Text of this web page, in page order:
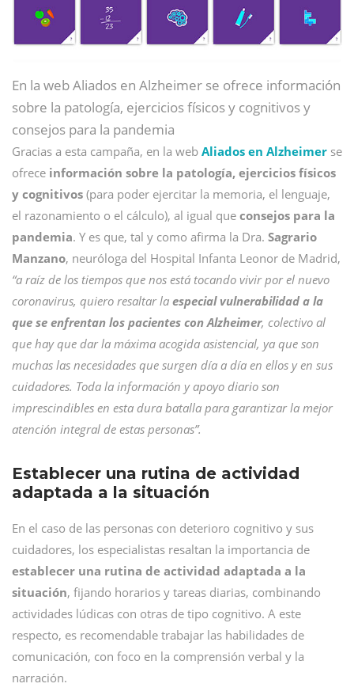
En la web Aliados en Alzheimer se ofrece información
sobre la patología, ejercicios físicos y cognitivos y
consejos para la pandemia
Gracias a esta campaña, en la web Aliados en Alzheimer se
ofrece información sobre la patología, ejercicios físicos
y cognitivos (para poder ejercitar la memoria, el lenguaje,
el razonamiento o el cálculo), al igual que consejos para la
pandemia. Y es que, tal y como afirma la Dra. Sagrario
Manzano, neuróloga del Hospital Infanta Leonor de Madrid,
“a raíz de los tiempos que nos está tocando vivir por el nuevo
coronavirus, quiero resaltar la especial vulnerabilidad a la
que se enfrentan los pacientes con Alzheimer, colectivo al
que hay que dar la máxima acogida asistencial, ya que son
muchas las necesidades que surgen día a día en ellos y en sus
cuidadores. Toda la información y apoyo diario son
imprescindibles en esta dura batalla para garantizar la mejor
atención integral de estas personas”.
Establecer una rutina de actividad
adaptada a la situación
En el caso de las personas con deterioro cognitivo y sus
cuidadores, los especialistas resaltan la importancia de
establecer una rutina de actividad adaptada a la
situación, fijando horarios y tareas diarias, combinando
actividades lúdicas con otras de tipo cognitivo. A este
respecto, es recomendable trabajar las habilidades de
comunicación, con foco en la comprensión verbal y la
narración.